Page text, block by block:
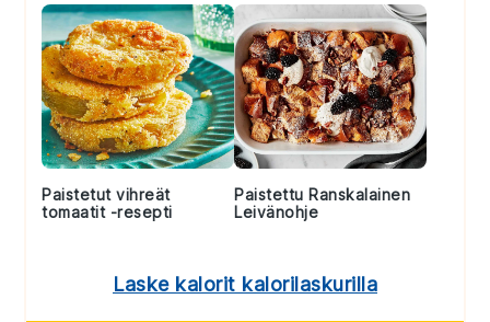
Paistetut vihreät
tomaatit -resepti
Paistettu Ranskalainen
Leivänohje
Laske kalorit kalorilaskurilla